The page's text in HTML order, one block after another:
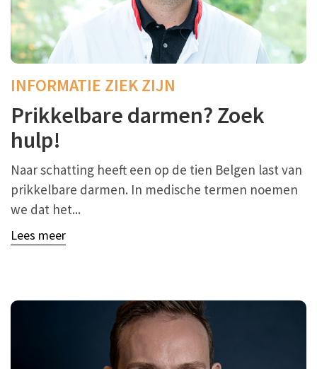
INFORMATIE ZIEK ZIJN
Prikkelbare darmen? Zoek
hulp!
Naar schatting heeft een op de tien Belgen last van
prikkelbare darmen. In medische termen noemen
we dat het...
Lees meer